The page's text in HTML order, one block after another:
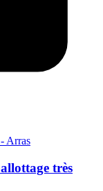
Arras
très